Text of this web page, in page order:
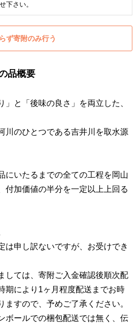
下さい。
ず寄附のみ行う
品概要
」と「後味の良さ」を両立した、
川のひとつである吉井川を取水源
にいたるまでの全ての工程を岡山
付加価値の半分を一定以上上回る
申し訳ないですが、お受けでき
しては、寄附ご入金確認後順次配
期により1ヶ月程度配送までお時
ますので、予めご了承ください。
ボールでの梱包配送では無く、伝